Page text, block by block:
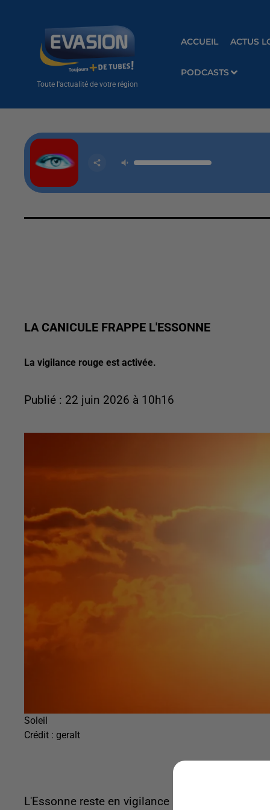
Toute l'actualité de votre région
ACCUEIL ACTUS
PODCASTS
LA CANICULE FRAPPE L'ESSONNE
La vigilance rouge est activée.
Publié : 22 juin 2026 à 10h16
Soleil
Crédit : geralt
L'Essonne reste en vigilance rouge canicule, ce